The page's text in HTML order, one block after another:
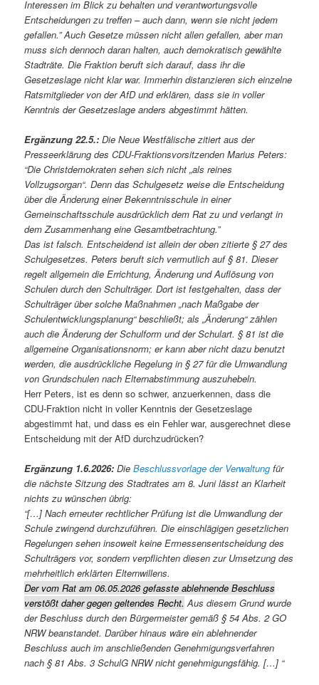
Interessen im Blick zu behalten und verantwortungsvolle
Entscheidungen zu treffen – auch dann, wenn sie nicht jedem
gefallen.” Auch Gesetze müssen nicht allen gefallen, aber man
muss sich dennoch daran halten, auch demokratisch gewählte
Stadträte. Die Fraktion beruft sich darauf, dass ihr die
Gesetzeslage nicht klar war. Immerhin distanzieren sich einzelne
Ratsmitglieder von der AfD und erklären, dass sie in voller
Kenntnis der Gesetzeslage anders abgestimmt hätten.
Ergänzung 22.5.:Die Neue Westfälische zitiert aus der
Presseerklärung des CDU-Fraktionsvorsitzenden Marius Peters:
“Die Christdemokraten sehen sich nicht „als reines
Vollzugsorgan“. Denn das Schulgesetz weise die Entscheidung
über die Änderung einer Bekenntnisschule in einer
Gemeinschaftsschule ausdrücklich dem Rat zu und verlangt in
dem Zusammenhang eine Gesamtbetrachtung.”
Das ist falsch. Entscheidend ist allein der oben zitierte § 27 des
Schulgesetzes. Peters beruft sich vermutlich auf § 81. Dieser
regelt allgemein die Errichtung, Änderung und Auflösung von
Schulen durch den Schulträger. Dort ist festgehalten, dass der
Schulträger über solche Maßnahmen „nach Maßgabe der
Schulentwicklungsplanung“ beschließt; als „Änderung“ zählen
auch die Änderung der Schulform und der Schulart. § 81 ist die
allgemeine Organisationsnorm; er kann aber nicht dazu benutzt
werden, die ausdrückliche Regelung in § 27 für die Umwandlung
von Grundschulen nach Elternabstimmung auszuhebeln.
Herr Peters, ist es denn so schwer, anzuerkennen, dass die
CDU-Fraktion nicht in voller Kenntnis der Gesetzeslage
abgestimmt hat, und dass es ein Fehler war, ausgerechnet diese
Entscheidung mit der AfD durchzudrücken?
Ergänzung 1.6.2026:DieBeschlussvorlage der Verwaltung für
die nächste Sitzung des Stadtrates am 8. Juni lässt an Klarheit
nichts zu wünschen übrig:
“[…] Nach erneuter rechtlicher Prüfung ist die Umwandlung der
Schule zwingend durchzuführen. Die einschlägigen gesetzlichen
Regelungen sehen insoweit keine Ermessensentscheidung des
Schulträgers vor, sondern verpflichten diesen zur Umsetzung des
mehrheitlich erklärten Elternwillens.
Der vom Rat am 06.05.2026 gefasste ablehnende Beschluss
verstößt daher gegen geltendes Recht. Aus diesem Grund wurde
der Beschluss durch den Bürgermeister gemäß § 54 Abs. 2 GO
NRW beanstandet. Darüber hinaus wäre ein ablehnender
Beschluss auch im anschließenden Genehmigungsverfahren
nach § 81 Abs. 3 SchulG NRW nicht genehmigungsfähig. […] “